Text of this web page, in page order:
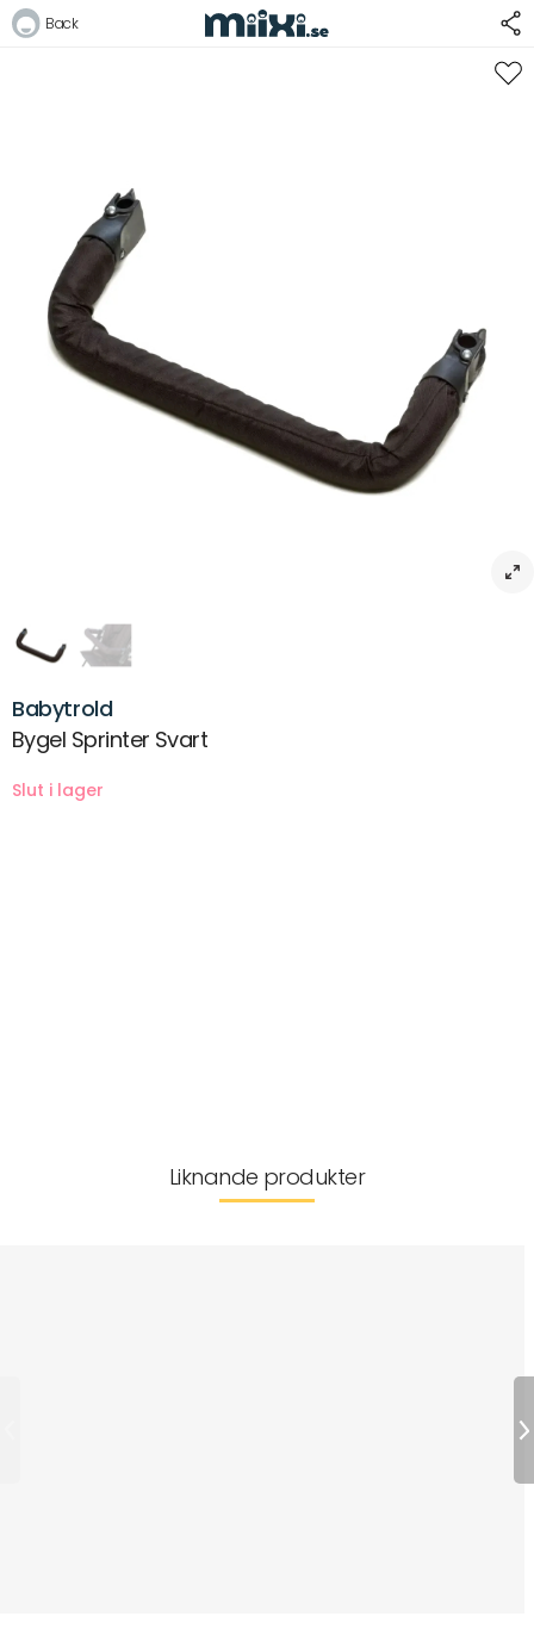
Lösenord
Bli medlem i Club Miixi
Glömt ditt lösenord?
Ansök om att bli B2B-kund
Back
Babytrold
Bygel Sprinter Svart
Liknande produkter